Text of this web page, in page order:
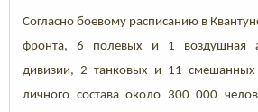
Согласно боевому расписанию в
фронта, 6 полевых и 1 воздушная
дивизии, 2 танковых и 11 смешанных
личного состава около 300 000